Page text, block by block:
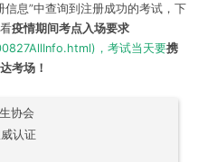
信息”中查询到注册成功的考试，下
疫情期间考点入场要求
，考试当天要携
考场！
协会
认证